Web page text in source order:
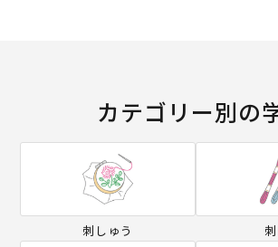
カテゴリー別の
刺しゅう